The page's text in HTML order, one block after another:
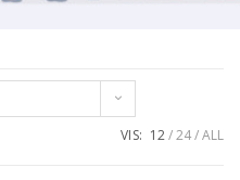
VIS: 12 24 ALL